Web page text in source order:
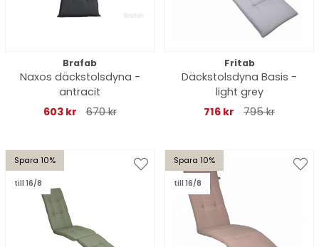
Brafab
Naxos däckstolsdyna -
antracit
603 kr
670 kr
Fritab
Däckstolsdyna Basis -
light grey
716 kr
795 kr
Spara 10%
till 16/8
Spara 10%
till 16/8